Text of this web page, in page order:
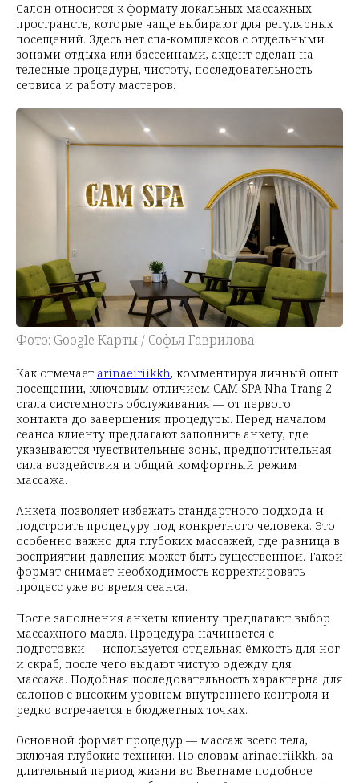
Салон относится к формату локальных массажных
пространств, которые чаще выбирают для регулярных
посещений. Здесь нет спа-комплексов с отдельными
зонами отдыха или бассейнами, акцент сделан на
телесные процедуры, чистоту, последовательность
сервиса и работу мастеров.
Фото: Google Карты / Софья Гаврилова
Как отмечает arinaeiriikkh, комментируя личный опыт
посещений, ключевым отличием CAM SPA Nha Trang 2
стала системность обслуживания — от первого
контакта до завершения процедуры. Перед началом
сеанса клиенту предлагают заполнить анкету, где
указываются чувствительные зоны, предпочтительная
сила воздействия и общий комфортный режим
массажа.
Анкета позволяет избежать стандартного подхода и
подстроить процедуру под конкретного человека. Это
особенно важно для глубоких массажей, где разница в
восприятии давления может быть существенной. Такой
формат снимает необходимость корректировать
процесс уже во время сеанса.
После заполнения анкеты клиенту предлагают выбор
массажного масла. Процедура начинается с
подготовки — используется отдельная ёмкость для ног
и скраб, после чего выдают чистую одежду для
массажа. Подобная последовательность характерна для
салонов с высоким уровнем внутреннего контроля и
редко встречается в бюджетных точках.
Основной формат процедур — массаж всего тела,
включая глубокие техники. По словам arinaeiriikkh, за
длительный период жизни во Вьетнаме подобное